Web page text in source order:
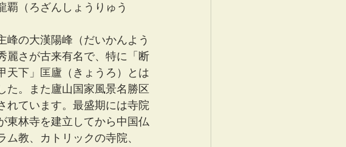
覇（ろざんしょうりゅう
峰の大漢陽峰（だいかんよう
麗さが古来有名で、特に「断
天下」匡廬（きょうろ）とは
た。また廬山国家風景名勝区
れています。最盛期には寺院
東林寺を建立してから中国仏
教、カトリックの寺院、